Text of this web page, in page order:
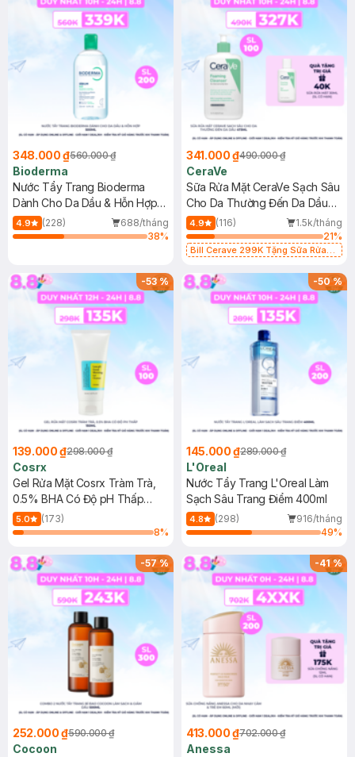
348.000 ₫560.000 ₫
Bioderma
Nước Tẩy Trang Bioderma
Dành Cho Da Dầu & Hỗn Hợp
500ml
4.9 (228)
688/tháng
38%
341.000 ₫490.000 ₫
CeraVe
Sữa Rửa Mặt CeraVe Sạch Sâu
Cho Da Thường Đến Da Dầu
473ml
4.9 (116)
1.5k/tháng
21%
Bill Cerave 299K Tặng Sữa Rửa
-53%
139.000 ₫298.000 ₫
Cosrx
Gel Rửa Mặt Cosrx Tràm Trà,
0.5% BHA Có Độ pH Thấp
150ml
5.0
(173)
8%
-50%
145.000 ₫289.000 ₫
L'Oreal
Nước Tẩy Trang L'Oreal Làm
Sạch Sâu Trang Điểm 400ml
4.8 (298)
916/tháng
49%
-57%
252.000 ₫590.000 ₫
Cocoon
-41%
413.000 ₫702.000 ₫
Anessa